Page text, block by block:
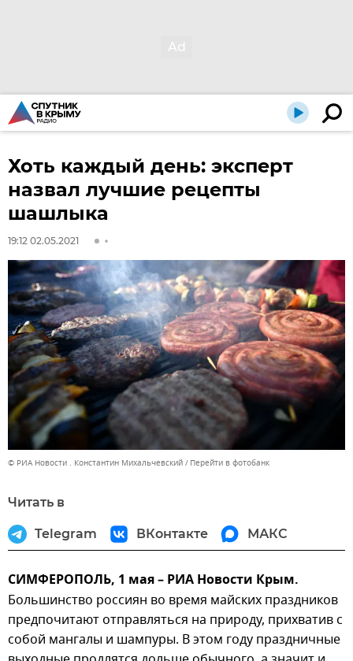
Хоть каждый день: эксперт
назвал лучшие рецепты
шашлыка
19:12 02.05.2021
© РИА Новости . Константин Михальчевский Перейти в фотобанк
Читать в
Telegram ВКонтакте МАКС
СИМФЕРОПОЛЬ, 1 мая – РИА Новости Крым.
Большинство россиян во время майских праздников
предпочитают отправляться на природу, прихватив с
собой мангалы и шампуры. В этом году праздничные